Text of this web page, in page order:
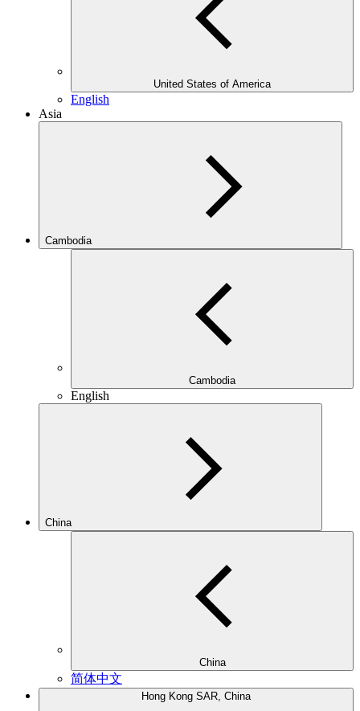
United States of America
English
Asia
Cambodia
Cambodia
English
China
China
简体中文
Hong Kong SAR, China